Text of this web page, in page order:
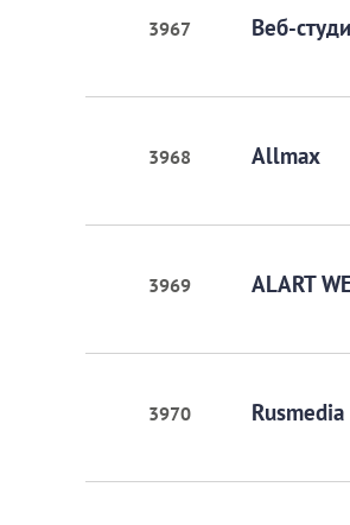
3967 Веб-
3968 Allmax
3969 ALART
3970 Rusmedia